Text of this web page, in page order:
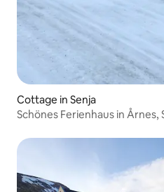
Cottage in Senja
Schönes Ferienhaus in Årnes,